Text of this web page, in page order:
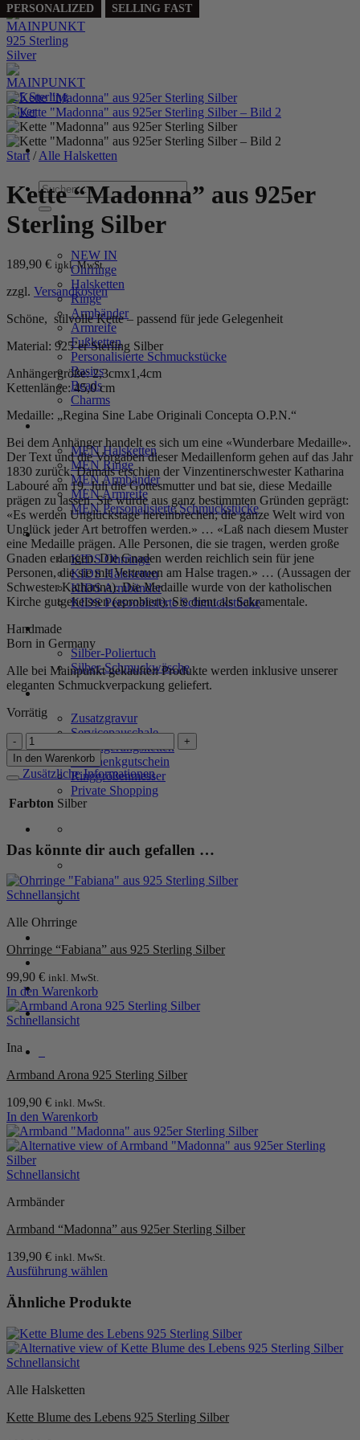
Zum
Inhalt
springen
Suchen
nach:
WOMEN
NEW IN
Ohrringe
Halsketten
Ringe
Armbänder
Armreife
Fußketten
Personalisierte Schmuckstücke
Basics
Beads
Charms
MEN
MEN Halsketten
MEN Ringe
MEN Armbänder
MEN Armreife
MEN Personalisierte Schmuckstücke
KIDS
KIDS Ohrringe
KIDS Halsketten
KIDS Armbänder
KIDS Personalisierte Schmuckstücke
PRODUKTPFLEGE
Silber-Poliertuch
Silber-Schmuckwäsche
SERVICE
Zusatzgravur
Servicepauschale
Verlängerungsketten
Geschenkgutschein
Ringgrößenmesser
Private Shopping
Warenkorb /
Start / Alle Halsketten
Kette “Madonna” aus 925er
Sterling Silber
189,90 € inkl. MwSt.
zzgl. Versandkosten
Schöne, stilvolle Kette – passend für jede Gelegenheit
Material: 925’er Sterling Silber
Anhängergröße: 2,3cmx1,4cm
Kettenlänge: 45,0 cm
Medaille: „Regina Sine Labe Originali Concepta O.P.N.“
Bei dem Anhänger handelt es sich um eine «Wunderbare Medaille».
Der Text und die Vorgaben dieser Medaillenform gehen auf das Jahr
1830 zurück. Damals erschien der Vinzentinerschwester Katharina
Labouré am 19. Juli die Gottesmutter und bat sie, diese Medaille
prägen zu lassen. Sie wurde aus ganz bestimmten Gründen geprägt:
«Es werden Unglückstage hereinbrechen; die ganze Welt wird von
Unglück jeder Art betroffen werden.» … «Laß nach diesem Muster
eine Medaille prägen. Alle Personen, die sie tragen, werden große
Gnaden erlangen. Die Gnaden werden reichlich sein für jene
Personen, die sie mit Vertrauen am Halse tragen.» … (Aussagen der
Schwester Katharina). Die Medaille wurde von der katholischen
Kirche gutgeheissen (aprobiert). Sie dient als Sakramentale.
Handmade
Born in Germany
Alle bei Mainpunkt gekauften Produkte werden inklusive unserer
eleganten Schmuckverpackung geliefert.
Vorrätig
Kette
"Madonna"
aus
925er
Sterling
Silber
Menge
In den Warenkorb
Zusätzliche Informationen
Farbton Silber
Das könnte dir auch gefallen …
Schnellansicht
Alle Ohrringe
Ohrringe “Fabiana” aus 925 Sterling Silber
99,90 € inkl. MwSt.
In den Warenkorb
Schnellansicht
Ina
Armband Arona 925 Sterling Silber
109,90 € inkl. MwSt.
In den Warenkorb
Schnellansicht
Armbänder
Armband “Madonna” aus 925er Sterling Silber
139,90 € inkl. MwSt.
Ausführung wählen
Produkt
mehrere
Varianten
auf.
Die
Optionen
auf
Ähnliche Produkte
Schnellansicht
Alle Halsketten
Kette Blume des Lebens 925 Sterling Silber
SELLING FAST
PERSONALIZED SELLING FAST